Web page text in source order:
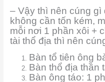
– Vậy thì nên cúng gì
không cần tốn kém,
mỗi nơi 1 phần xôi +
tài thổ địa thì nên
Bàn tổ tiên ông
Bàn thổ địa thần
Bàn ông táo: 1